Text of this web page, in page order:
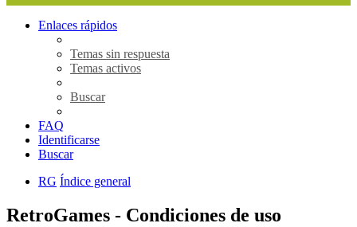
Enlaces rápidos
Temas sin respuesta
Temas activos
Buscar
FAQ
Identificarse
Buscar
RG Índice general
RetroGames - Condiciones de uso